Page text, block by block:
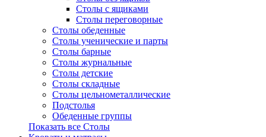
Столы с ящиками
Столы переговорные
Столы обеденные
Столы ученические и парты
Столы барные
Столы журнальные
Столы детские
Столы складные
Столы цельнометаллические
Подстолья
Обеденные группы
Показать все Столы